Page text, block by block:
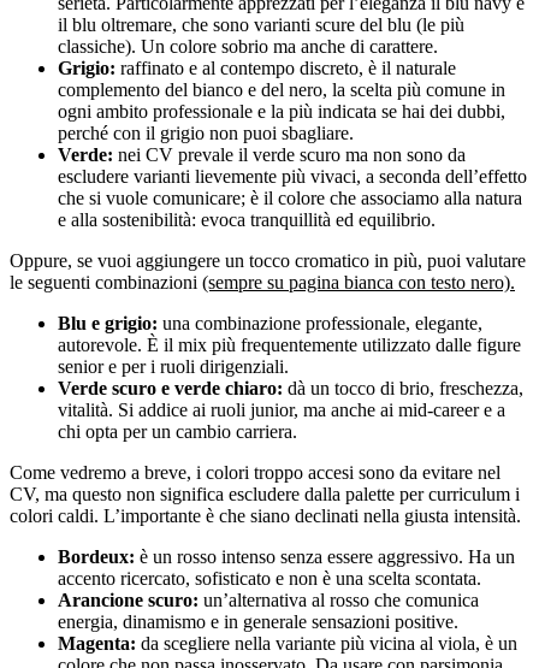
il blu oltremare, che sono varianti scure del blu (le più
classiche). Un colore sobrio ma anche di carattere.
Grigio: raffinato e al contempo discreto, è il naturale
complemento del bianco e del nero, la scelta più comune in
ogni ambito professionale e la più indicata se hai dei dubbi,
perché con il grigio non puoi sbagliare.
Verde: nei CV prevale il verde scuro ma non sono da
escludere varianti lievemente più vivaci, a seconda dell’effetto
che si vuole comunicare; è il colore che associamo alla natura
e alla sostenibilità: evoca tranquillità ed equilibrio.
Oppure, se vuoi aggiungere un tocco cromatico in più, puoi valutare
le seguenti combinazioni (sempre su pagina bianca con testo nero).
Blu e grigio: una combinazione professionale, elegante,
autorevole. È il mix più frequentemente utilizzato dalle figure
senior e per i ruoli dirigenziali.
Verde scuro e verde chiaro: dà un tocco di brio, freschezza,
vitalità. Si addice ai ruoli junior, ma anche ai mid-career e a
chi opta per un cambio carriera.
Come vedremo a breve, i colori troppo accesi sono da evitare nel
CV, ma questo non significa escludere dalla palette per curriculum i
colori caldi. L’importante è che siano declinati nella giusta intensità.
Bordeux: è un rosso intenso senza essere aggressivo. Ha un
accento ricercato, sofisticato e non è una scelta scontata.
Arancione scuro: un’alternativa al rosso che comunica
energia, dinamismo e in generale sensazioni positive.
Magenta: da scegliere nella variante più vicina al viola, è un